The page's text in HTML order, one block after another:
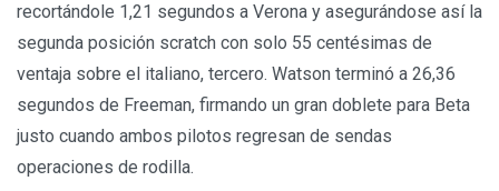
recortándole 1,21 segundos a Verona y asegurándose así la
segunda posición scratch con solo 55 centésimas de
ventaja sobre el italiano, tercero. Watson terminó a 26,36
segundos de Freeman, firmando un gran doblete para Beta
justo cuando ambos pilotos regresan de sendas
operaciones de rodilla.